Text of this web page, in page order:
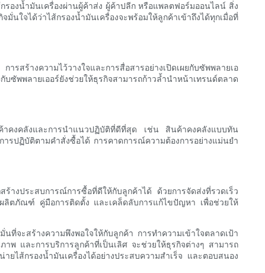
รองน้ำมันเครื่องผ่านผู้ค้าส่ง ผู้ค้าปลีก หรือแพลตฟอร์มออนไลน์ สิ่ง
ใจได้ว่าไส้กรองน้ำมันเครื่องจะพร้อมให้ลูกค้าเข้าถึงได้ทุกเมื่อที่
สร้างความไว้วางใจและการสื่อสารอย่างเปิดเผยกับซัพพลายเอ
ซัพพลายเออร์ยังช่วยให้ธุรกิจสามารถก้าวล้ำนำหน้าเทรนด์ตลาด
ค้าคงคลังและการนำแนวปฏิบัติที่ดีที่สุด เช่น สินค้าคงคลังแบบทัน
ปฏิบัติตามคำสั่งซื้อได้ การคาดการณ์ความต้องการอย่างแม่นยำ
างประสบการณ์การซื้อที่ดีให้กับลูกค้าได้ ด้วยการจัดส่งที่รวดเร็ว
ลิตภัณฑ์ คู่มือการติดตั้ง และเคล็ดลับการแก้ไขปัญหา เพื่อช่วยให้
จะสร้างความพึงพอใจให้กับลูกค้า การทำความเข้าใจตลาดเป้า
พ และการบริการลูกค้าที่เป็นเลิศ จะช่วยให้ธุรกิจต่างๆ สามารถ
ไส้กรองน้ำมันเครื่องได้อย่างประสบความสำเร็จ และตอบสนอง